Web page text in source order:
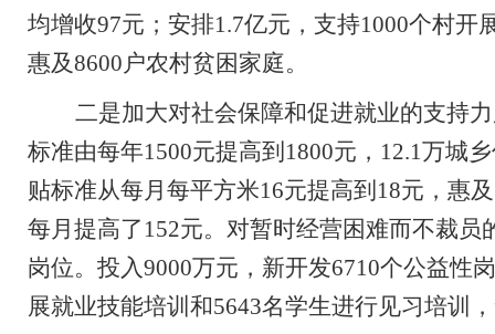
均增收97元；安排1.7亿元，支持1000个村开
惠及8600 户农村贫困家庭。
二是加大对社会保障和促进就业的支持
标准由每年1500元提高到 1800元， 12.1万城
贴标准从每月每平方米16元提高到 18元，惠及
每月提高了 152元。 对暂时经营困难而不裁员
岗位。投入9000万元，新开发6710个公益性
展就业技能培训和5643名学生进行见习培训